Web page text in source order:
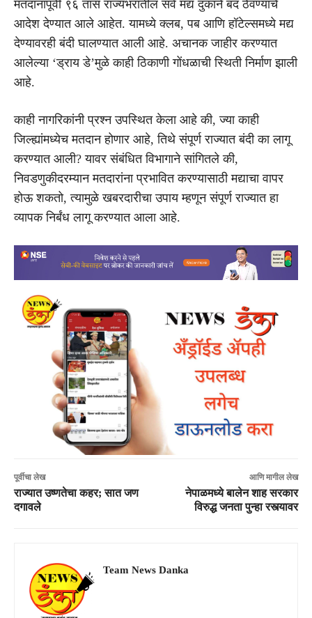
मतदानापूर्वी ९६ तास राज्यभरातील सर्व मद्य दुकाने बंद ठेवण्याचे
आदेश देण्यात आले आहेत. यामध्ये क्लब, पब आणि हॉटेल्समध्ये मद्य
देण्यावरही बंदी घालण्यात आली आहे. अचानक जाहीर करण्यात
आलेल्या ‘ड्राय डे’मुळे काही ठिकाणी गोंधळाची स्थिती निर्माण झाली
आहे.
काही नागरिकांनी प्रश्न उपस्थित केला आहे की, ज्या काही
जिल्ह्यांमध्येच मतदान होणार आहे, तिथे संपूर्ण राज्यात बंदी का लागू
करण्यात आली? यावर संबंधित विभागाने सांगितले की,
निवडणुकीदरम्यान मतदारांना प्रभावित करण्यासाठी मद्याचा वापर
होऊ शकतो, त्यामुळे खबरदारीचा उपाय म्हणून संपूर्ण राज्यात हा
व्यापक निर्बंध लागू करण्यात आला आहे.
पूर्वीचा लेख
राज्यात उष्णतेचा कहर; सात जण
दगावले
आणि मागील लेख
नेपाळमध्ये बालेन शाह सरकार
विरुद्ध जनता पुन्हा रस्त्यावर
Team News Danka